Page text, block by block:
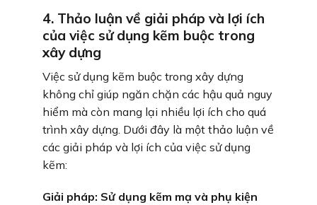
4. Thảo luận về giải pháp và lợi ích
của việc sử dụng kẽm buộc trong
xây dựng
Việc sử dụng kẽm buộc trong xây dựng
không chỉ giúp ngăn chặn các hậu quả nguy
hiểm mà còn mang lại nhiều lợi ích cho quá
trình xây dựng. Dưới đây là một thảo luận về
các giải pháp và lợi ích của việc sử dụng
kẽm:
Giải pháp: Sử dụng kẽm mạ và phụ kiện